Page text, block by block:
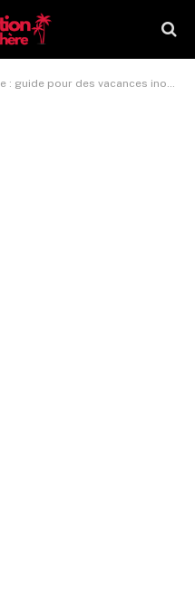
des vacances inoubliables sur le littoral belge